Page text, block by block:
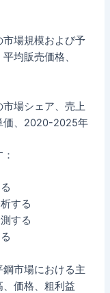
場規模および予
均販売価格、
場シェア、売上
価、2020-2025年
する
する
市場における主
価格、粗利益